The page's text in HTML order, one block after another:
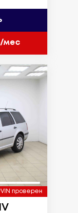
мес
VIN проверен